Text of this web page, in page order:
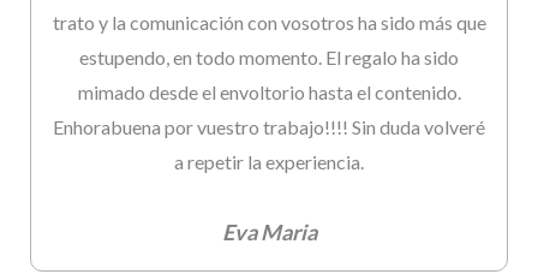
trato y la comunicación con vosotros ha sido más que
estupendo, en todo momento. El regalo ha sido
mimado desde el envoltorio hasta el contenido.
Enhorabuena por vuestro trabajo!!!! Sin duda volveré
a repetir la experiencia.
Eva Maria